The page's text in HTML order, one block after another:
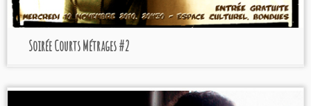
Soirée Courts Métrages #2